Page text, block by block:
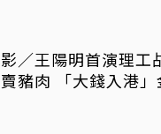
影／王陽明首演理工
賣豬肉 「大錢入港